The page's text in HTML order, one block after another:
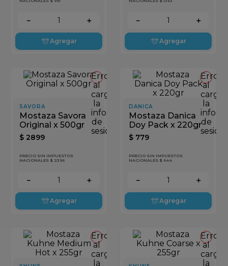
＋
－
Agregar
＋
－
Agregar
Error
al
cargar
la
información
de
sesión
SAVORA
Mostaza Savora
Original x 500gr
$ 2899
PRECIO SIN IMPUESTOS
NACIONALES $ 2396
＋
－
Agregar
Error
al
cargar
la
de
sesión
DANICA
Mostaza Danica
Doy Pack x 220gr
$ 779
PRECIO SIN IMPUESTOS
NACIONALES $ 644
＋
－
Agregar
Error
al
cargar
la
Error
al
cargar
la